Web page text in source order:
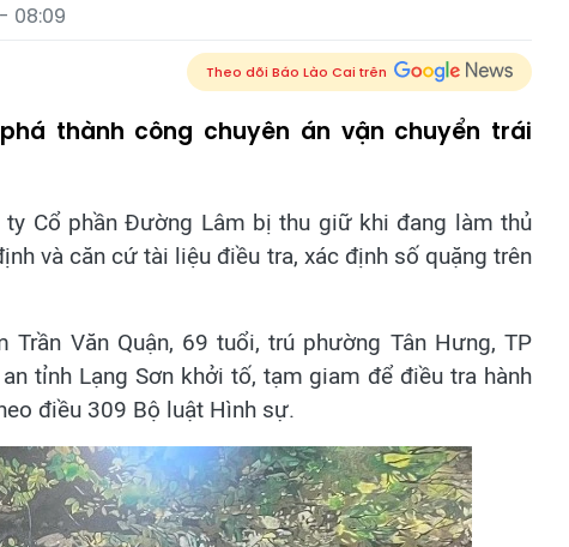
08:09
Theo dõi Báo Lào Cai trên
thành công chuyên án vận chuyển trái
ty Cổ phần Đường Lâm bị thu giữ khi đang làm thủ
và căn cứ tài liệu điều tra, xác định số quặng trên
Trần Văn Quận, 69 tuổi, trú phường Tân Hưng, TP
tỉnh Lạng Sơn khởi tố, tạm giam để điều tra hành
điều 309 Bộ luật Hình sự.